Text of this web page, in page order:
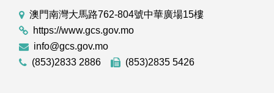
澳門南灣大馬路762-804號中華廣場15樓
https://www.gcs.gov.mo
info@gcs.gov.mo
(853)2833 2886
(853)2835 5426